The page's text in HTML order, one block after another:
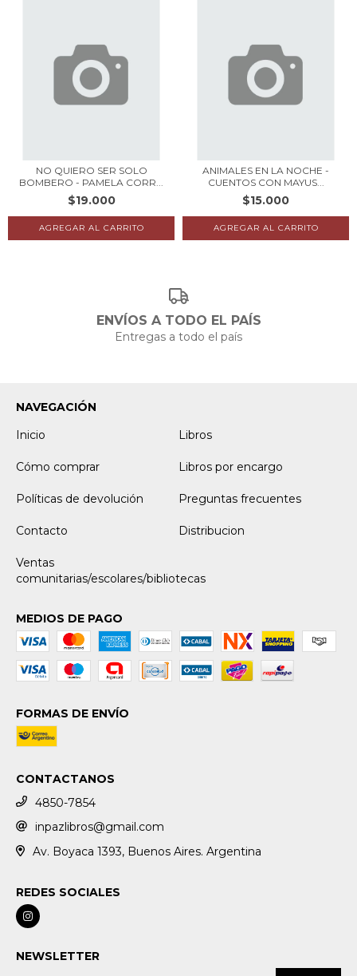
NO QUIERO SER SOLO
BOMBERO - PAMELA CORR...
$19.000
ANIMALES EN LA NOCHE -
CUENTOS CON MAYUS...
$15.000
ENVÍOS A TODO EL PAÍS
Entregas a todo el país
NAVEGACIÓN
Inicio
Libros
Cómo comprar Libros por encargo
Políticas de devolución Preguntas frecuentes
Contacto Distribucion
Ventas
comunitarias/escolares/bibliotecas
MEDIOS DE PAGO
FORMAS DE ENVÍO
CONTACTANOS
4850-7854
inpazlibros@gmail.com
Av. Boyaca 1393, Buenos Aires. Argentina
REDES SOCIALES
NEWSLETTER